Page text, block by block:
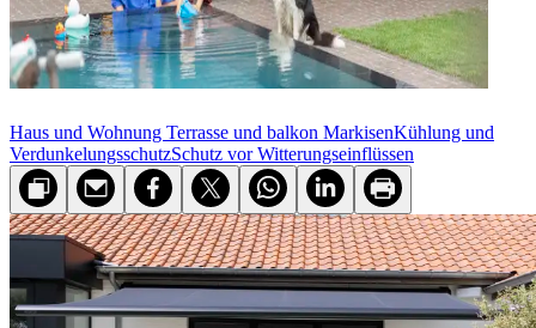
Haus und Wohnung Terrasse und balkon MarkisenKühlung und
VerdunkelungsschutzSchutz vor Witterungseinflüssen